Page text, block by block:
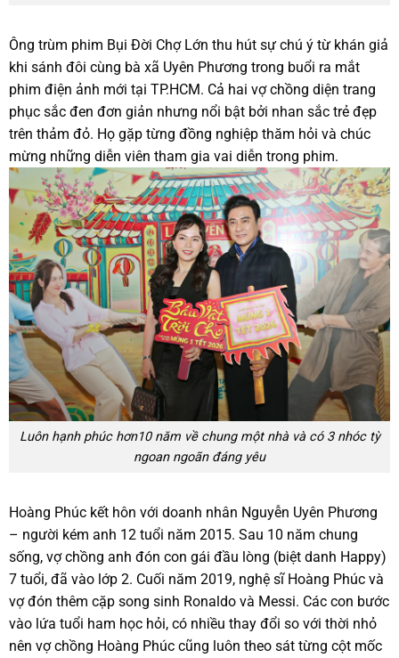
Ông trùm phim Bụi Đời Chợ Lớn thu hút sự chú ý từ khán giả
khi sánh đôi cùng bà xã Uyên Phương trong buổi ra mắt
phim điện ảnh mới tại TP.HCM. Cả hai vợ chồng diện trang
phục sắc đen đơn giản nhưng nổi bật bởi nhan sắc trẻ đẹp
trên thảm đỏ. Họ gặp từng đồng nghiệp thăm hỏi và chúc
mừng những diễn viên tham gia vai diễn trong phim.
Luôn hạnh phúc hơn10 năm về chung một nhà và có 3 nhóc tỳ
ngoan ngoãn đáng yêu
Hoàng Phúc kết hôn với doanh nhân Nguyễn Uyên Phương
– người kém anh 12 tuổi năm 2015. Sau 10 năm chung
sống, vợ chồng anh đón con gái đầu lòng (biệt danh Happy)
7 tuổi, đã vào lớp 2. Cuối năm 2019, nghệ sĩ Hoàng Phúc và
vợ đón thêm cặp song sinh Ronaldo và Messi. Các con bước
vào lứa tuổi ham học hỏi, có nhiều thay đổi so với thời nhỏ
nên vợ chồng Hoàng Phúc cũng luôn theo sát từng cột mốc